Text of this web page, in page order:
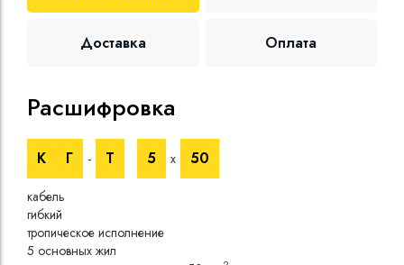
Доставка Оплата
Расшифровка
К Г - Т 5 х 50
кабель
гибкий
тропическое исполнение
5 основных жил